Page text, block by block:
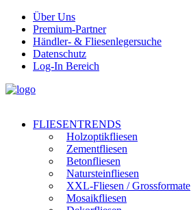
Über Uns
Premium-Partner
Händler- & Fliesenlegersuche
Datenschutz
Log-In Bereich
FLIESENTRENDS
Holzoptikfliesen
Zementfliesen
Betonfliesen
Natursteinfliesen
XXL-Fliesen / Grossformate
Mosaikfliesen